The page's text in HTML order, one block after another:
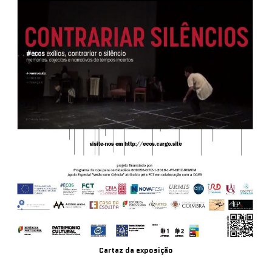
Cartaz da exposição